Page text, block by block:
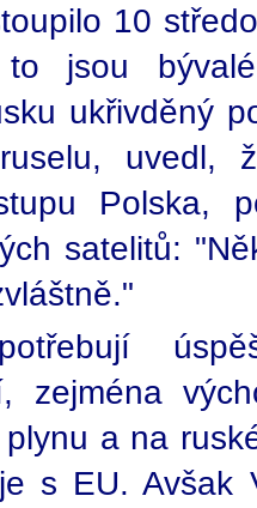
10
jsou
ukřivděný
Polska,
satelitů:
zejména
a na
s EU. Avšak